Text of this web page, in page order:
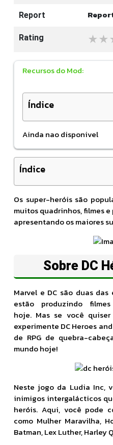
Report
Rating ★ ★
Recursos do Mod:
Índice
Ainda nao disponivel
Índice
Os super-heróis são
muitos quadrinhos, filmes
apresentando os maiores
Sobre DC
Marvel e DC são duas
estão produzindo
hoje. Mas se você
experimente DC Heroes
de RPG de quebra-
mundo hoje!
Neste jogo da Ludia Inc,
inimigos intergalácticos
heróis. Aqui, você pode
como Mulher Maravilha,
Batman, Lex Luther, Harley